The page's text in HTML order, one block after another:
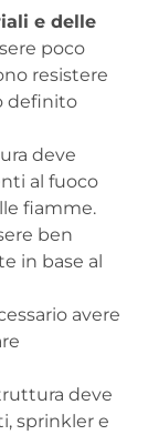
e delle
poco
resistere
definito
deve
al fuoco
fiamme.
ben
in base al
avere
deve
sprinkler e